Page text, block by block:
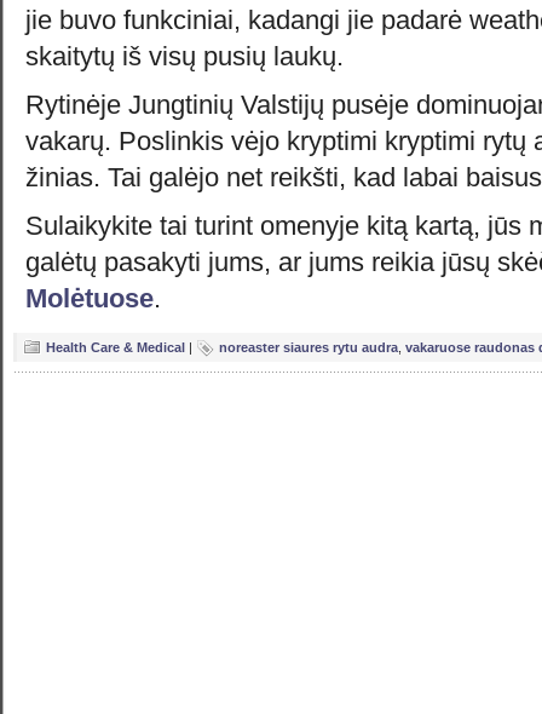
jie buvo funkciniai, kadangi jie padarė
skaitytų iš visų pusių laukų.
Rytinėje Jungtinių Valstijų pusėje
vakarų. Poslinkis vėjo kryptimi kryptimi rytų
žinias. Tai galėjo net reikšti, kad labai baisus
Sulaikykite tai turint omenyje kitą kartą, jūs
galėtų pasakyti jums, ar jums reikia jūsų
Molėtuose.
Health Care & Medical | noreaster siaures rytu audra vakaruose raudonas